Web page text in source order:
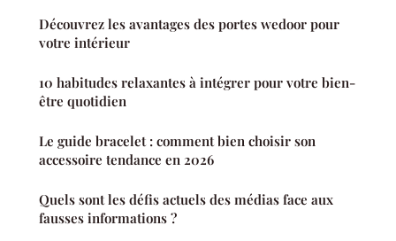
Découvrez les avantages des portes wedoor pour
votre intérieur
10 habitudes relaxantes à intégrer pour votre bien-
être quotidien
Le guide bracelet : comment bien choisir son
accessoire tendance en 2026
Quels sont les défis actuels des médias face aux
fausses informations ?